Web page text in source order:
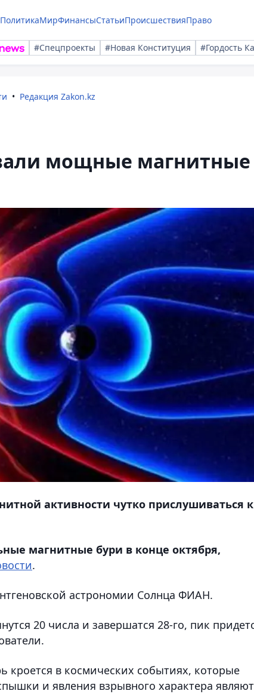
ПолитикаМирФинансыСтатьиПроисшествияПраво
#Спецпроекты #Новая Конституция #Гордость
Редакция Zakon.kz
мощные магнитные
активности чутко прислушиваться к
магнитные бури в конце октября,
.
астрономии Солнца ФИАН.
20 числа и завершатся 28-го, пик
кроется в космических событиях, которые
и явления взрывного характера